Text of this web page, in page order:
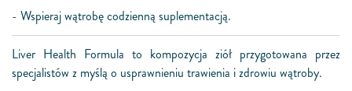
- Wspieraj wątrobę codzienną suplementacją.
Liver Health Formula to kompozycja ziół przygotowana przez
specjalistów z myślą o usprawnieniu trawienia i zdrowiu wątroby.